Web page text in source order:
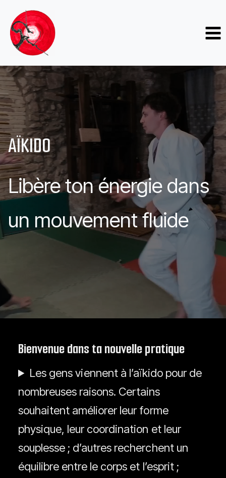
contenu
AÏKIDO
Libère ton énergie dans
un mouvement fluide
Bienvenue dans ta nouvelle pratique
Les gens viennent à l’aïkido pour de
nombreuses raisons. Certains
souhaitent améliorer leur forme
physique, leur coordination et leur
souplesse ; d’autres recherchent un
équilibre entre le corps et l’esprit ;